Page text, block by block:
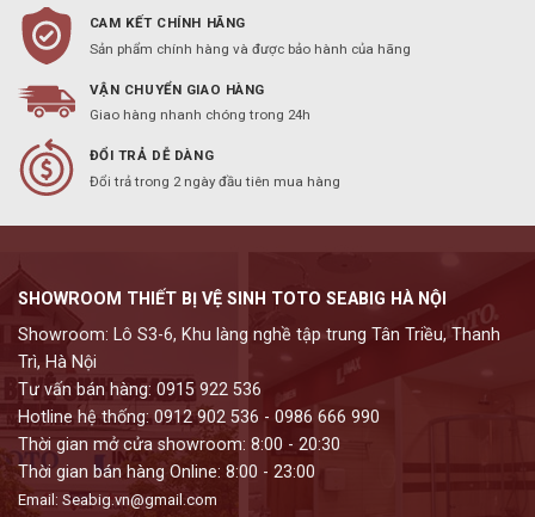
CAM KẾT CHÍNH HÃNG
Sản phẩm chính hàng và được bảo hành của hãng
VẬN CHUYỂN GIAO HÀNG
Giao hàng nhanh chóng trong 24h
ĐỔI TRẢ DỄ DÀNG
Đổi trả trong 2 ngày đầu tiên mua hàng
SHOWROOM THIẾT BỊ VỆ SINH TOTO SEABIG HÀ NỘI
Showroom: Lô S3-6, Khu làng nghề tập trung Tân Triều, Thanh
Trì, Hà Nội
Tư vấn bán hàng: 0915 922 536
Hotline hệ thống: 0912 902 536 - 0986 666 990
Thời gian mở cửa showroom: 8:00 - 20:30
Thời gian bán hàng Online: 8:00 - 23:00
Email: Seabig.vn@gmail.com